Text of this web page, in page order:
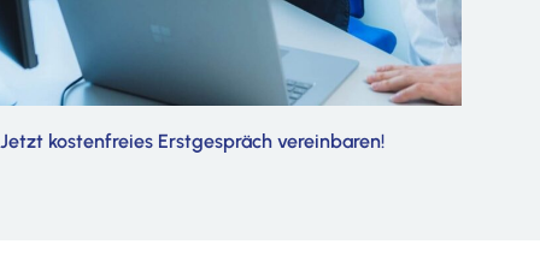
Beschaffung von Fördergeldern
Jetzt kostenfreies Erstgespräch vereinbaren!